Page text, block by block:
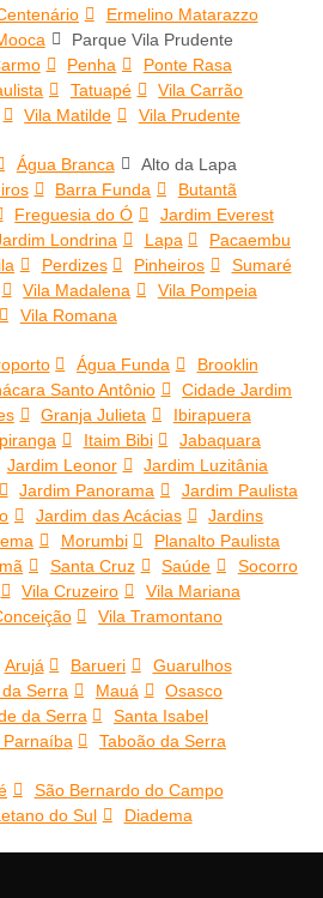
Ermelino Matarazzo
Parque Vila Prudente
Penha
Ponte Rasa
Tatuapé
Vila Carrão
Vila Matilde Vila Prudente
Água Branca
Alto da Lapa
Barra Funda
Butantã
Freguesia do Ó
Jardim Everest
Londrina Lapa
Pacaembu
Perdizes Pinheiros
Sumaré
Vila Madalena
Vila Pompeia
Vila Romana
Água Funda
Brooklin
Santo Antônio
Cidade Jardim
Granja Julieta
Ibirapuera
Itaim Bibi
Jabaquara
Jardim Leonor
Jardim Luzitânia
Jardim Panorama
Jardim Paulista
Jardim das Acácias
Jardins
Morumbi
Planalto Paulista
Santa Cruz Saúde
Socorro
Vila Cruzeiro
Vila Mariana
Vila Tramontano
Arujá Barueri
Guarulhos
Serra
Mauá
Osasco
da Serra
Santa Isabel
Taboão da Serra
São Bernardo do Campo
do Sul
Diadema